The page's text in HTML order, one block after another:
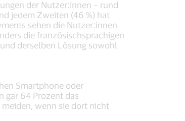
der Nutzer:innen – rund
jedem Zweiten (46 %) hat
sehen die Nutzer:innen
die französischsprachigen
derselben Lösung sowohl
Smartphone oder
gar 64 Prozent das
wenn sie dort nicht